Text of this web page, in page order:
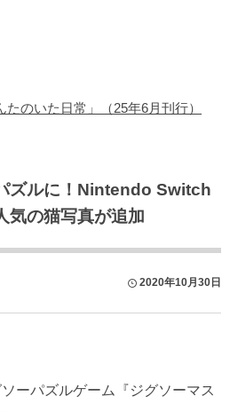
のいた日常」（25年6月刊行）
ズルに！Nintendo Switch
気の猫写真が追加
2020年10月30日
ーパズルゲーム『ジグソーマス